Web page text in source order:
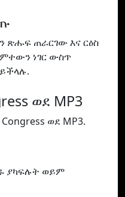
ጽሑፍ ጠራርገው እና ርዕስ
ነገር ውስጥ
ወደ MP3
ወደ MP3.
ያካፍሉት ወይም